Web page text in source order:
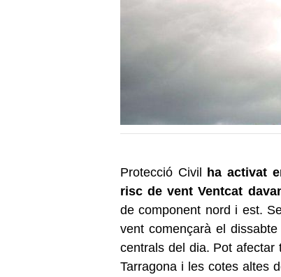
Protecció Civil ha activat
risc de vent Ventcat
de component nord i est.
vent començarà el
centrals del dia. Pot
Tarragona i les cotes altes